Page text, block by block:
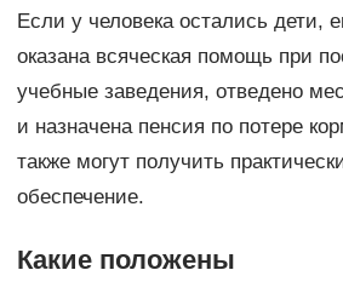
Если у человека остались дети,
оказана всяческая помощь при
учебные заведения, отведено
и назначена пенсия по потере
также могут получить
обеспечение.
Какие положены